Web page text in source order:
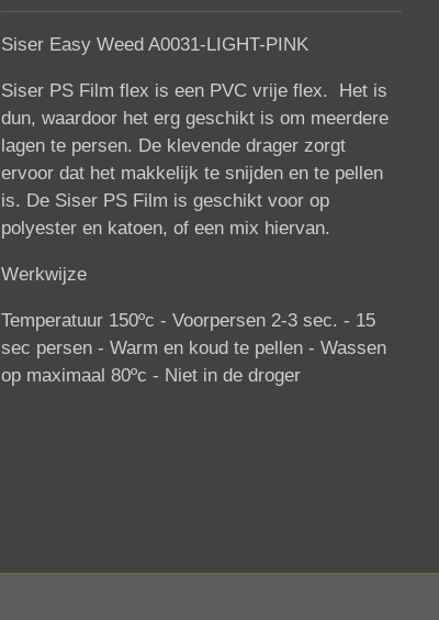
Siser Easy Weed A0031-LIGHT-PINK
Siser PS Film flex is een PVC vrije flex. Het is
dun, waardoor het erg geschikt is om meerdere
lagen te persen. De klevende drager zorgt
ervoor dat het makkelijk te snijden en te pellen
is. De Siser PS Film is geschikt voor op
polyester en katoen, of een mix hiervan.
Werkwijze
Temperatuur 150ºc - Voorpersen 2-3 sec. - 15
sec persen - Warm en koud te pellen - Wassen
op maximaal 80ºc - Niet in de droger